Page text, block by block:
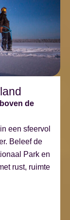
de
een sfeervol
Beleef de
Park en
rust, ruimte